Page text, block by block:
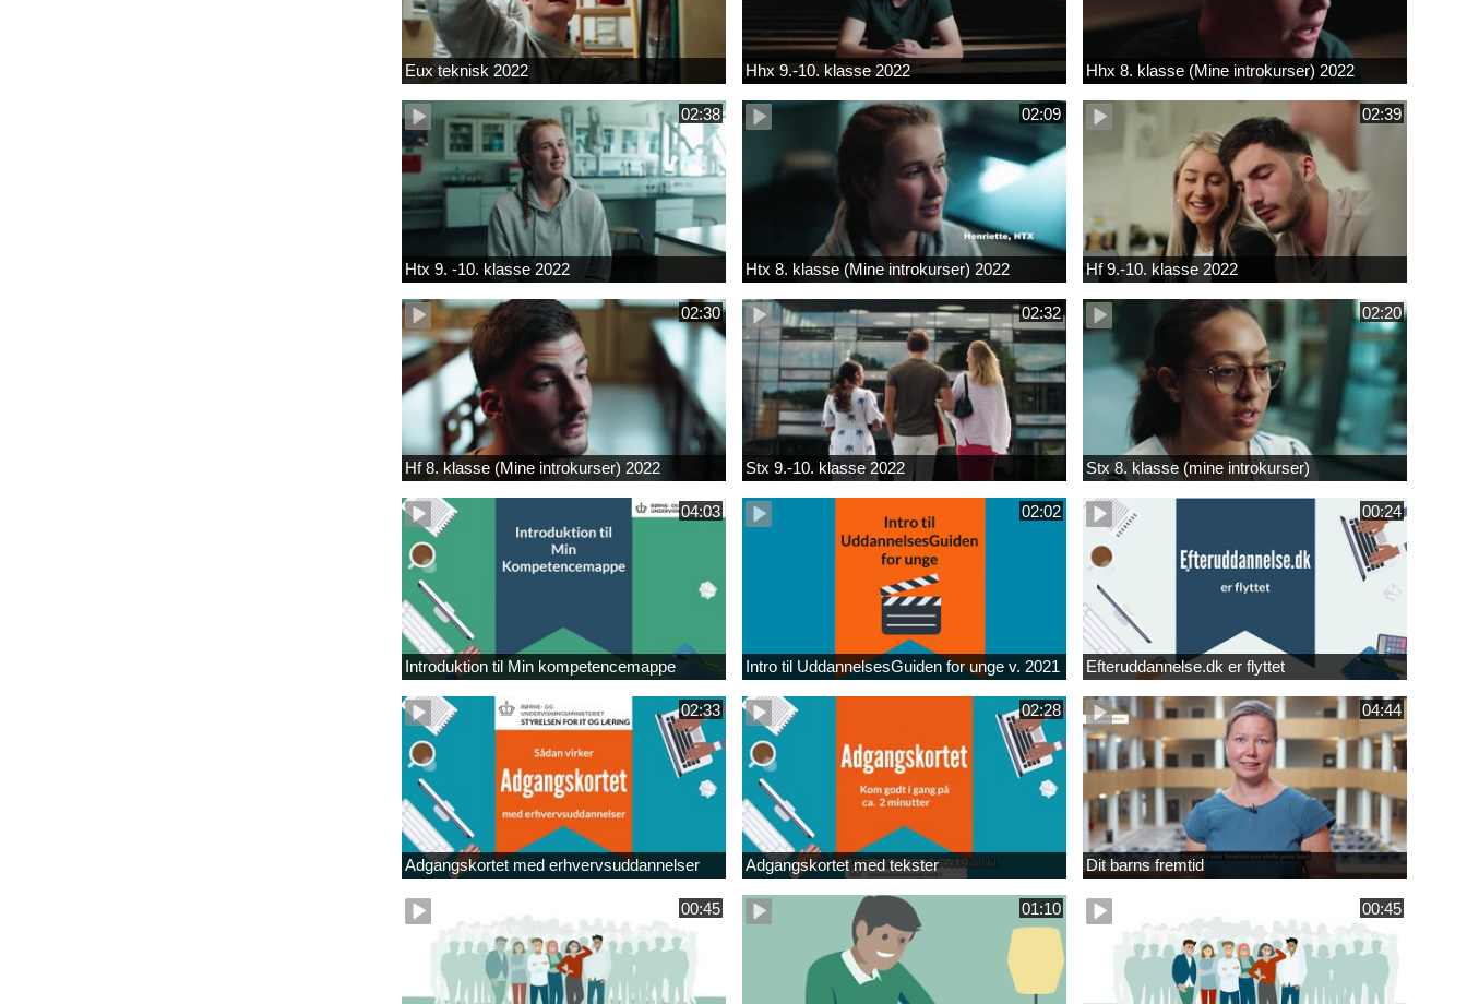
Eux teknisk 2022 Hhx 9.-10. klasse 2022 Hhx 8. klasse (Mine introkurser) 2022
02:38
Htx 9. -10. klasse 2022
02:09
Htx 8. klasse (Mine introkurser) 2022
02:39
Hf 9.-10. klasse 2022
02:30
Hf 8. klasse (Mine introkurser) 2022
02:32
Stx 9.-10. klasse 2022
02:20
Stx 8. klasse (mine introkurser)
04:03
Introduktion til Min kompetencemappe
02:02
Intro til UddannelsesGuiden for unge v. 2021
00:24
Efteruddannelse.dk er flyttet
02:33
Adgangskortet med erhvervsuddannelser
02:28
Adgangskortet med tekster
04:44
Dit barns fremtid
00:45 01:10 00:45